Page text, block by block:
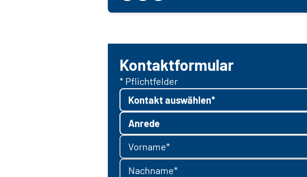
Kontaktformular
* Pflichtfelder
Kontakt auswählen*
Anrede
Vorname*
Nachname*